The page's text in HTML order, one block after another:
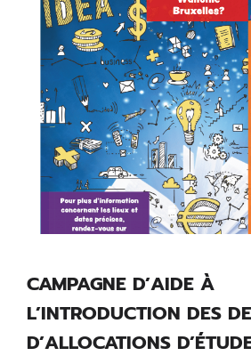
CAMPAGNE D’AIDE À
L’INTRODUCTION DES
D’ALLOCATIONS